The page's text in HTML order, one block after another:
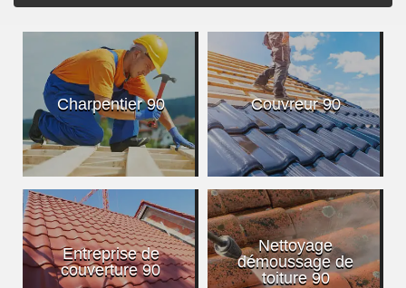
Charpentier 90 Couvreur 90
Entreprise de
couverture 90
Nettoyage
démoussage de
toiture 90